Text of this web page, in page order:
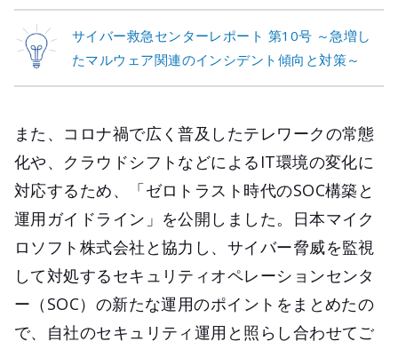
サイバー救急センターレポート 第10号 ～急増し
たマルウェア関連のインシデント傾向と対策～
また、コロナ禍で広く普及したテレワークの常態
化や、クラウドシフトなどによるIT環境の変化に
対応するため、「ゼロトラスト時代のSOC構築と
運用ガイドライン」を公開しました。日本マイク
ロソフト株式会社と協力し、サイバー脅威を監視
して対処するセキュリティオペレーションセンタ
ー（SOC）の新たな運用のポイントをまとめたの
で、自社のセキュリティ運用と照らし合わせてご